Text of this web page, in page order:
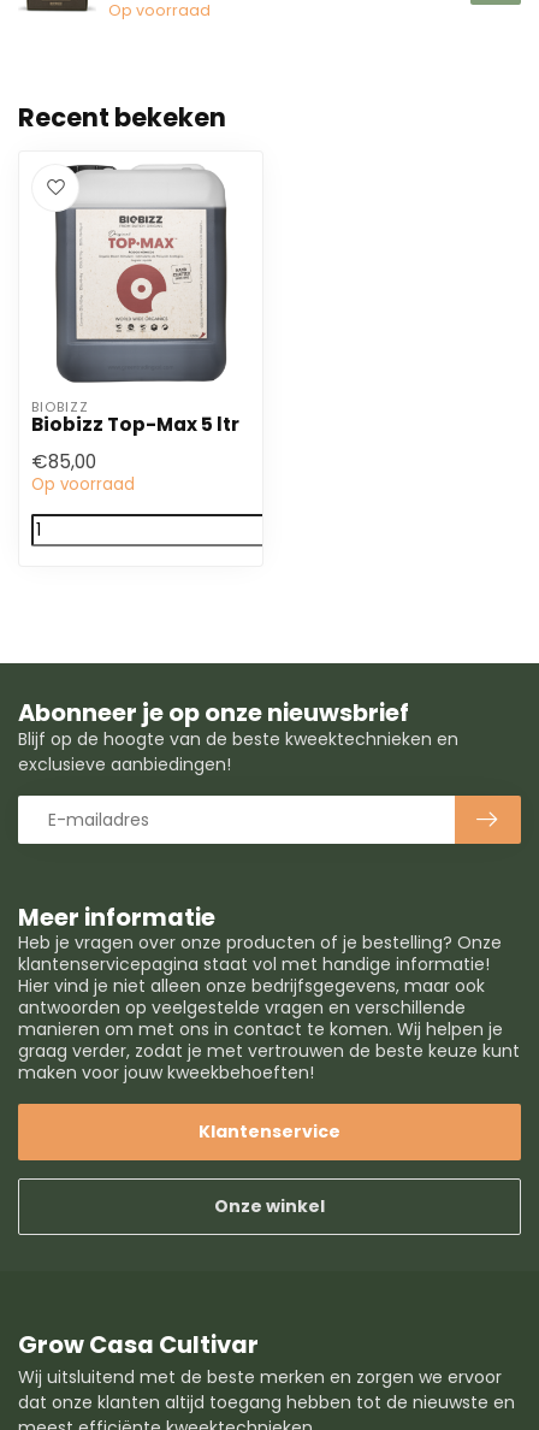
Op voorraad
Recent bekeken
BIOBIZZ
Biobizz Top-Max 5 ltr
€85,00
Op voorraad
Meer informatie
Heb je vragen over onze producten of je bestelling? Onze
klantenservicepagina staat vol met handige informatie!
Hier vind je niet alleen onze bedrijfsgegevens, maar ook
antwoorden op veelgestelde vragen en verschillende
manieren om met ons in contact te komen. Wij helpen je
graag verder, zodat je met vertrouwen de beste keuze kunt
maken voor jouw kweekbehoeften!
Klantenservice
Onze winkel
Abonneer je op onze nieuwsbrief
Blijf op de hoogte van de beste kweektechnieken en
exclusieve aanbiedingen!
Grow Casa Cultivar
Wij uitsluitend met de beste merken en zorgen we ervoor
dat onze klanten altijd toegang hebben tot de nieuwste en